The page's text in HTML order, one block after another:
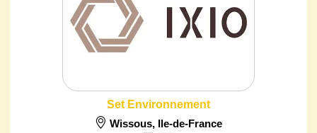
Set Environnement
Wissous, Ile-de-France